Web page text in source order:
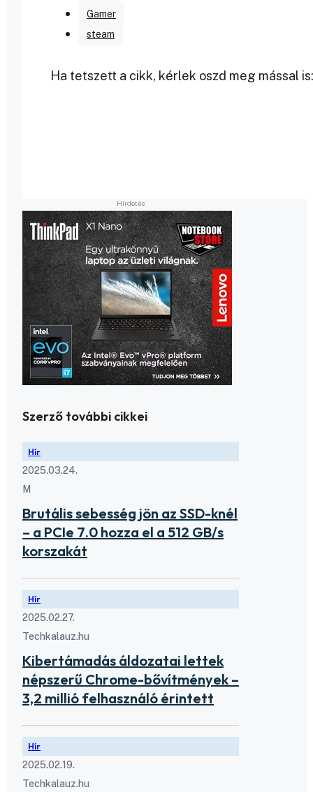
Gamer
steam
Ha tetszett a cikk, kérlek oszd meg mással is:
Szerző további cikkei
Hír
2025.03.24.
M
Brutális sebesség jön az SSD-knél
– a PCIe 7.0 hozza el a 512 GB/s
korszakát
Hír
2025.02.27.
Techkalauz.hu
Kibertámadás áldozatai lettek
népszerű Chrome-bővítmények –
3,2 millió felhasználó érintett
Hír
2025.02.19.
Techkalauz.hu